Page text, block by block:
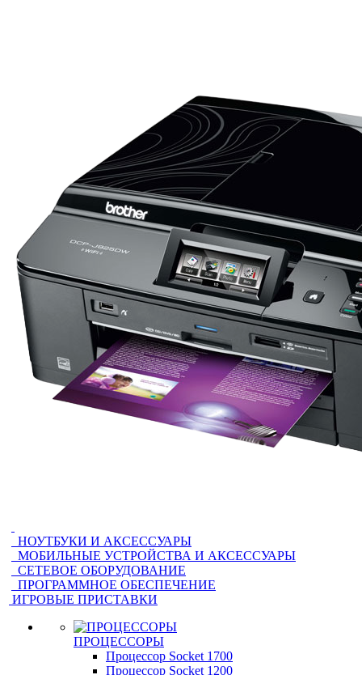
НОУТБУКИ И АКСЕССУАРЫ
МОБИЛЬНЫЕ УСТРОЙСТВА И АКСЕССУАРЫ
СЕТЕВОЕ ОБОРУДОВАНИЕ
ПРОГРАММНОЕ ОБЕСПЕЧЕНИЕ
ИГРОВЫЕ ПРИСТАВКИ
ПРОЦЕССОРЫ
Процессор Socket 1700
Процессор Socket 1200